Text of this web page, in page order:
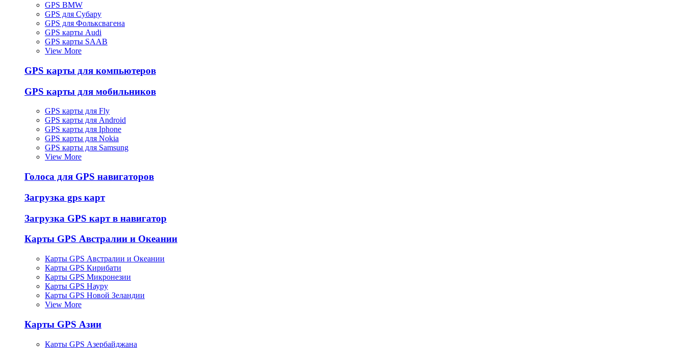
GPS BMW
GPS для Субару
GPS для Фольксвагена
GPS карты Audi
GPS карты SAAB
View More
GPS карты для компьютеров
GPS карты для мобильников
GPS карты для Fly
GPS карты для Android
GPS карты для Iphone
GPS карты для Nokia
GPS карты для Samsung
View More
Голоса для GPS навигаторов
Загрузка gps карт
Загрузка GPS карт в навигатор
Карты GPS Австралии и Океании
Карты GPS Австралии и Океании
Карты GPS Кирибати
Карты GPS Микронезии
Карты GPS Науру
Карты GPS Новой Зеландии
View More
Карты GPS Азии
Карты GPS Азербайджана